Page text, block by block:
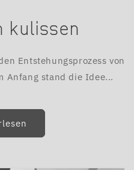
kulissen
Entstehungsprozess von
Anfang stand die Idee...